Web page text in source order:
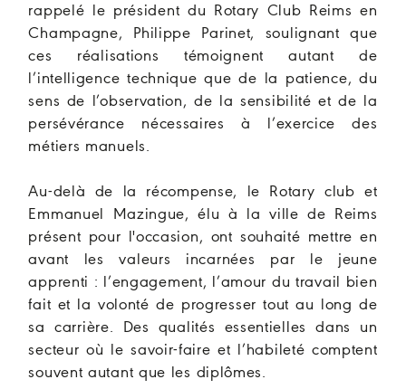
rappelé le président du Rotary Club Reims en
Champagne, Philippe Parinet, soulignant que
ces réalisations témoignent autant de
l’intelligence technique que de la patience, du
sens de l’observation, de la sensibilité et de la
persévérance nécessaires à l’exercice des
métiers manuels.
Au-delà de la récompense, le Rotary club et
Emmanuel Mazingue, élu à la ville de Reims
présent pour l'occasion, ont souhaité mettre en
avant les valeurs incarnées par le jeune
apprenti : l’engagement, l’amour du travail bien
fait et la volonté de progresser tout au long de
sa carrière. Des qualités essentielles dans un
secteur où le savoir-faire et l’habileté comptent
souvent autant que les diplômes.